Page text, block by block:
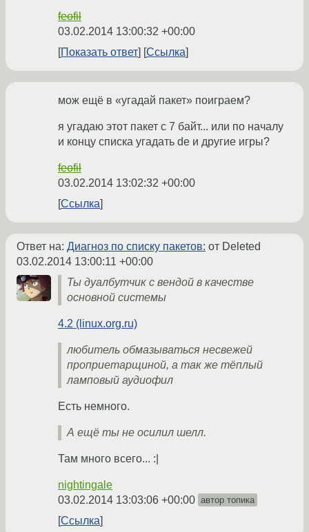
feofil
03.02.2014 13:00:32 +00:00
Показать ответ
Ссылка
мож ещё в «угадай пакет» поиграем?
я угадаю этот пакет с 7 байт... или по началу
и концу списка угадать de и другие игры?
feofil
03.02.2014 13:02:32 +00:00
Ссылка
Ответ на: Диагноз по списку пакетов: от Deleted
03.02.2014 13:00:11 +00:00
Ты дуалбутчик с вендой в качестве
основной системы
4.2 (linux.org.ru)
любитель обмазываться несвежей
проприетарщиной, а так же тёплый
ламповый аудиофил
Есть немного.
А ещё ты не осилил шелл.
Там много всего... :|
nightingale
03.02.2014 13:03:06 +00:00 автор топика
Ссылка